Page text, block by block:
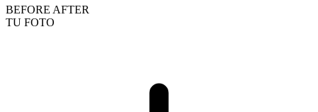
BEFORE AFTER
TU FOTO